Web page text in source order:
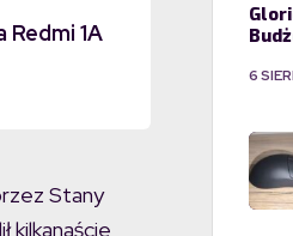
1A
Stany
kilkanaście
6